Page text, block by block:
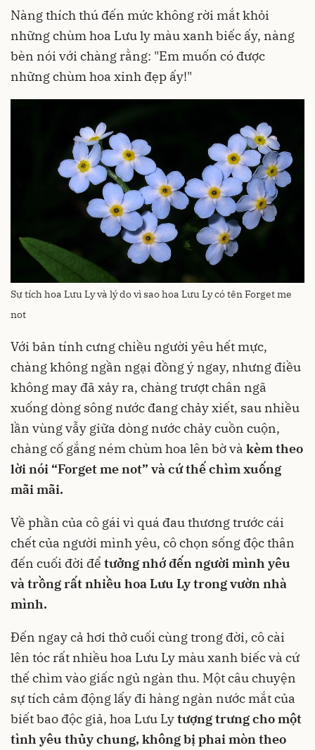
Nàng thích thú đến mức không rời mắt khỏi
những chùm hoa Lưu ly màu xanh biếc ấy, nàng
bèn nói với chàng rằng: "Em muốn có được
những chùm hoa xinh đẹp ấy!"
Sự tích hoa Lưu Ly và lý do vì sao hoa Lưu Ly có tên Forget me
not
Với bản tính cưng chiều người yêu hết mực,
chàng không ngần ngại đồng ý ngay, nhưng điều
không may đã xảy ra, chàng trượt chân ngã
xuống dòng sông nước đang chảy xiết, sau nhiều
lần vùng vẫy giữa dòng nước chảy cuồn cuộn,
chàng cố gắng ném chùm hoa lên bờ và kèm theo
lời nói “Forget me not” và cứ thế chìm xuống
mãi mãi.
Về phần của cô gái vì quá đau thương trước cái
chết của người mình yêu, cô chọn sống độc thân
đến cuối đời để tưởng nhớ đến người mình yêu
và trồng rất nhiều hoa Lưu Ly trong vườn nhà
mình.
Đến ngay cả hơi thở cuối cùng trong đời, cô cài
lên tóc rất nhiều hoa Lưu Ly màu xanh biếc và cứ
thế chìm vào giấc ngủ ngàn thu. Một câu chuyện
sự tích cảm động lấy đi hàng ngàn nước mắt của
biết bao độc giả, hoa Lưu Lytượng trưng cho một
tình yêu thủy chung, không bị phai mòn theo